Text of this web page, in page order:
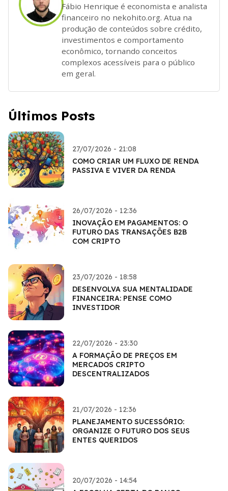
Fábio Henrique é economista e analista
financeiro no nekohito.org. Atua na
produção de conteúdos sobre crédito,
investimentos e comportamento
econômico, tornando conceitos
complexos acessíveis para o público
em geral.
Últimos Posts
27/07/2026 - 21:08
COMO CRIAR UM FLUXO DE RENDA
PASSIVA E VIVER DA RENDA
26/07/2026 - 12:36
INOVAÇÃO EM PAGAMENTOS: O
FUTURO DAS TRANSAÇÕES B2B
COM CRIPTO
23/07/2026 - 18:58
DESENVOLVA SUA MENTALIDADE
FINANCEIRA: PENSE COMO
INVESTIDOR
22/07/2026 - 23:30
A FORMAÇÃO DE PREÇOS EM
MERCADOS CRIPTO
DESCENTRALIZADOS
21/07/2026 - 12:36
PLANEJAMENTO SUCESSÓRIO:
ORGANIZE O FUTURO DOS SEUS
ENTES QUERIDOS
20/07/2026 - 14:54